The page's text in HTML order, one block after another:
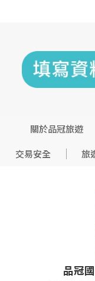
關於品冠旅遊
交易安全
旅
品冠